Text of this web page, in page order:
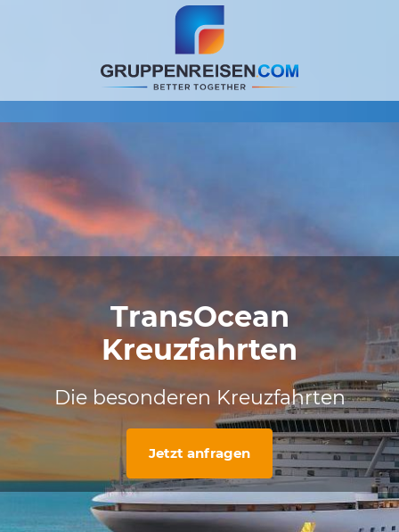
TransOcean
Kreuzfahrten
Die besonderen Kreuzfahrten
Jetzt anfragen